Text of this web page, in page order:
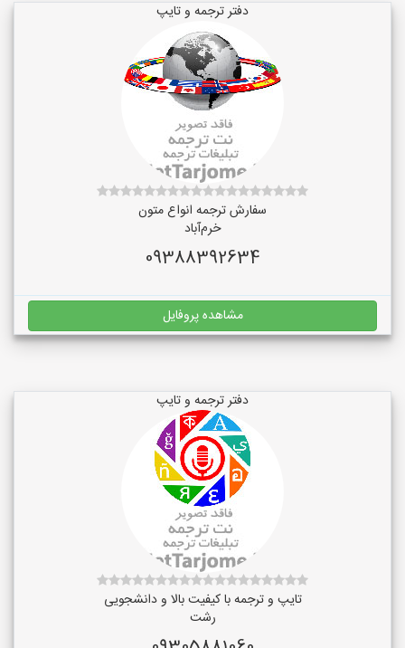
دفتر ترجمه و تایپ
سفارش ترجمه انواع متون
خرم‌آباد
09388392634
مشاهده پروفایل
دفتر ترجمه و تایپ
تایپ و ترجمه با کیفیت بالا و دانشجویی
رشت